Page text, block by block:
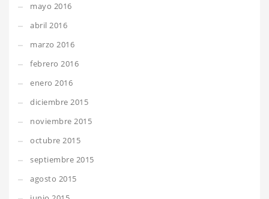
mayo 2016
abril 2016
marzo 2016
febrero 2016
enero 2016
diciembre 2015
noviembre 2015
octubre 2015
septiembre 2015
agosto 2015